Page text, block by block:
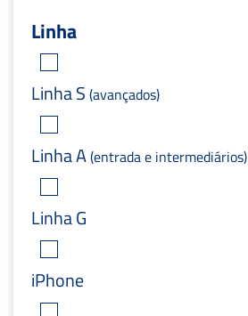
Linha
Linha S (avançados)
Linha A(entrada e intermediários)
Linha G
iPhone